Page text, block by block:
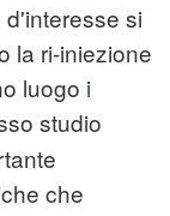
si
la ri-iniezione
luogo i
studio
che